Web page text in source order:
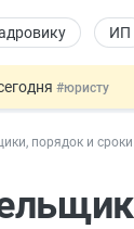
ИП
#юристу
#кадровику
отношений
порядок и